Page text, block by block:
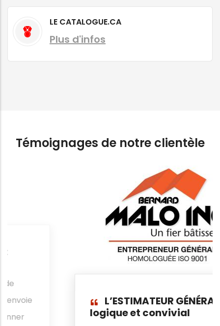
LE CATALOGUE.CA
Plus d'infos
Témoignages de notre clientèle
L’ESTIMATEUR GÉNÉRAL…
logique et convivial